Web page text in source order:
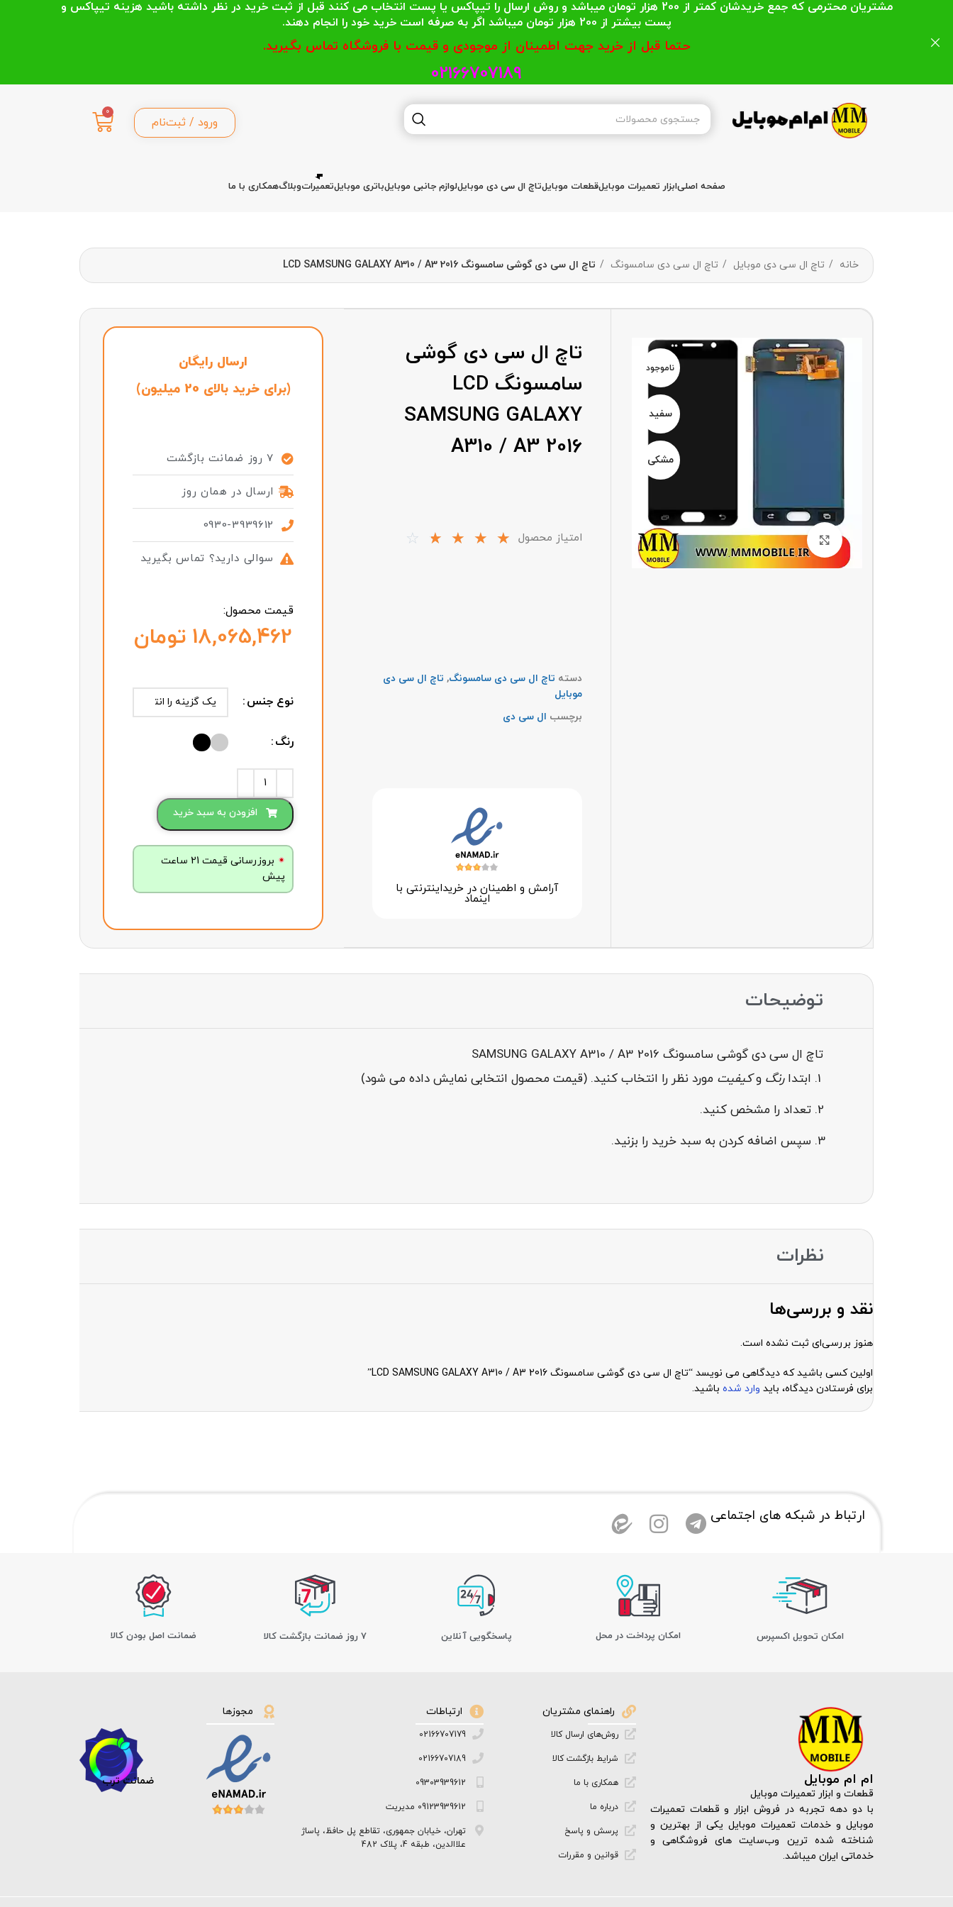
ورود / ثبت‌نام
0
صفحه اصلیابزار تعمیرات موبایلقطعات موبایلتاچ ال سی دی موبایللوازم جانبی موبایلباتری موبایلتعمیراتوبلاگهمکاری با ما
خانه تاچ ال سی دی موبایل تاچ ال سی دی سامسونگ تاچ ال سی دی گوشی سامسونگ LCD SAMSUNG GALAXY A310 / A3 2016
ناموجو
د
ناموجود
سفید
مشکی
تاچ ال سی دی گوشی
سامسونگ LCD
SAMSUNG GALAXY
A310 / A3 2016
امتیاز محصول ☆
☆
☆
☆
☆
دسته تاچ ال سی دی سامسونگ, تاچ ال سی دی
موبایل
برچسب ال سی دی
آرامش و اطمینان در خرید‌اینترنتی با
اینماد
ارسال رایگان
(برای خرید بالای 20 میلیون)
7 روز ضمانت بازگشت
ارسال در همان روز
0930-3939612
سوالی دارید؟ تماس بگیرید
قیمت محصول:
تومان
نوع جنس
رنگ
افزودن به سبد خرید
بروزرسانی قیمت 21 ساعت
پیش
توضیحات
تاچ ال سی دی گوشی سامسونگ SAMSUNG GALAXY A310 / A3 2016
ابتدارنگ وکیفیت مورد نظر را انتخاب کنید. (قیمت محصول انتخابی نمایش داده می شود)
تعداد را مشخص کنید.
سپس اضافه کردن به سبد خرید را بزنید.
نظرات
نقد و بررسی‌ها
هنوز بررسی‌ای ثبت نشده است.
اولین کسی باشید که دیدگاهی می نویسد “تاچ ال سی دی گوشی سامسونگ LCD SAMSUNG GALAXY A310 / A3 2016”
برای فرستادن دیدگاه، باید وارد شده باشید.
ارتباط در شبکه های اجتماعی
اﻣﮑﺎن ﺗﺤﻮﯾﻞ اﮐﺴﭙﺮس امکان پرداخت در محل پاسخگویی آنلاین 7 روز ضمانت بازگشت کالا ﺿﻤﺎﻧﺖ اﺻﻞ ﺑﻮدن ﮐﺎﻟﺎ
ام ام موبایل
قطعات و ابزار تعمیرات موبایل
با دو دهه تجربه در فروش ابزار و قطعات تعمیرات
موبایل و خدمات تعمیرات موبایل یکی از بهترین و
شناخته شده ترین وب‌سایت های فروشگاهی و
خدماتی ایران میباشد.
راهنمای مشتریان
روش‌های ارسال کالا
شرایط بازگشت کالا
همکاری با ما
درباره ما
پرسش و پاسخ
قوانین و مقررات
ارتباطات
02166707179
02166707189
09303939612
09123939612 مدیریت
تهران، خیابان جمهوری، تقاطع پل حافظ، پاساژ
علاالدین، طبقه 4، پلاک 482
مجوزها
ضمانت ترب
مشتریان محترمی که جمع خریدشان کمتر از 200 هزار تومان میباشد و روش ارسال را تیپاکس یا پست انتخاب می کنند قبل از ثبت خرید در نظر داشته باشید هزینه تیپاکس و
پست بیشتر از 200 هزار تومان میباشد اگر به صرفه است خرید خود را انجام دهند.
حتما قبل از خرید جهت اطمینان از موجودی و قیمت با فروشگاه تماس بگیرید.
02166707189